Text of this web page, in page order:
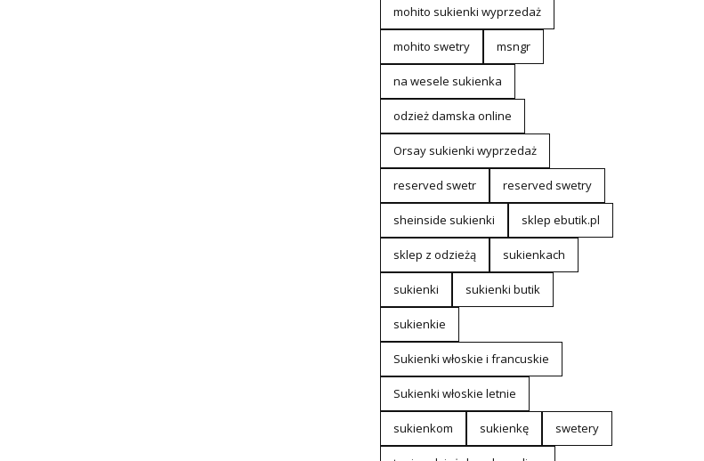
mohito sukienki wyprzedaż
mohito swetry msngr
na wesele sukienka
odzież damska online
Orsay sukienki wyprzedaż
reserved swetr reserved swetry
sheinside sukienki sklep ebutik.pl
sklep z odzieżą sukienkach
sukienki sukienki butik
sukienkie
Sukienki włoskie i francuskie
Sukienki włoskie letnie
sukienkom sukienkę swetery